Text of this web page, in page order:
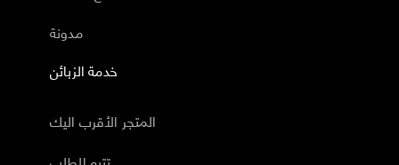
مدونة
خدمة الزبائن
المتجر الأقرب اليك